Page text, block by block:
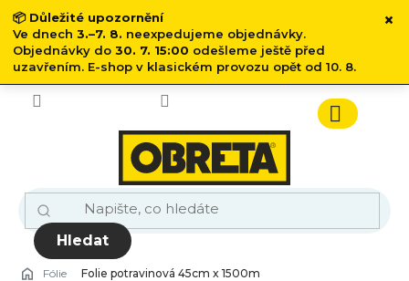
📦 Důležité upozornění
Ve dnech 3.–7. 8. neexpedujeme objednávky.
Objednávky do 30. 7. 15:00 odešleme ještě před
uzavřením. E-shop v klasickém provozu opět od 10. 8.
×
Přejít
obsah
Hledat
Nákupní
košík
Fólie Folie potravinová 45cm x 1500m